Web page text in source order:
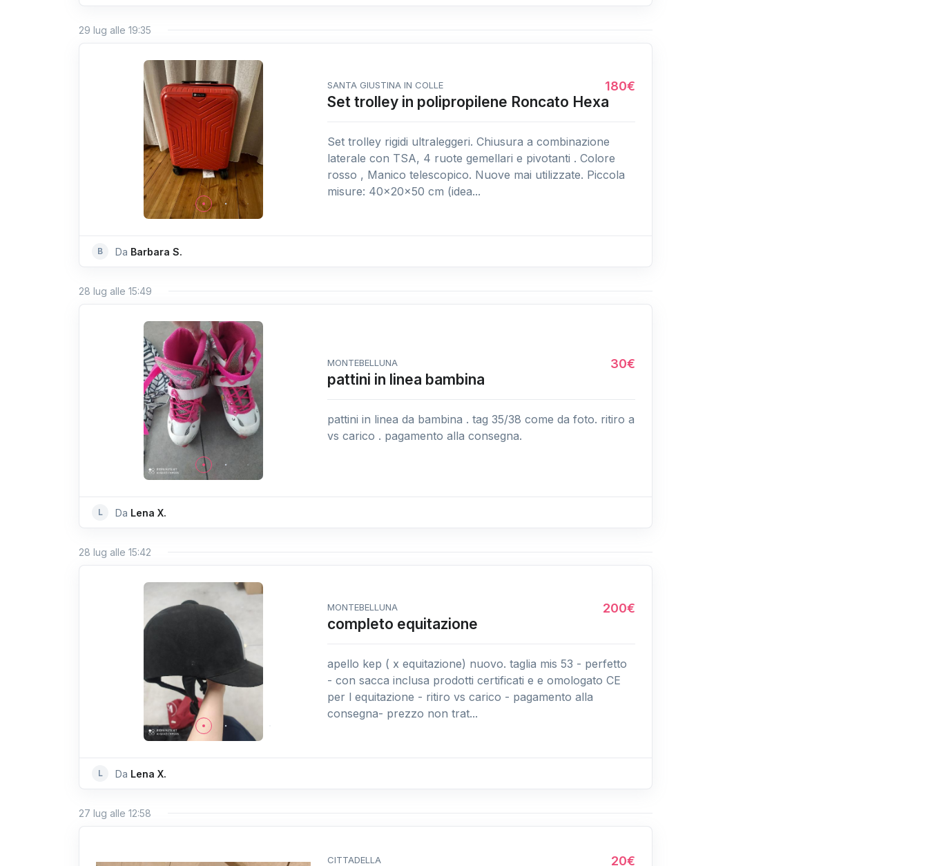
29 lug alle 19:35
SANTA GIUSTINA IN COLLE 180€
Set trolley in polipropilene Roncato Hexa
Set trolley rigidi ultraleggeri. Chiusura a combinazione
laterale con TSA, 4 ruote gemellari e pivotanti . Colore
rosso , Manico telescopico. Nuove mai utilizzate. Piccola
misure: 40x20x50 cm (idea...
B Da Barbara S.
28 lug alle 15:49
MONTEBELLUNA 30€
pattini in linea bambina
pattini in linea da bambina . tag 35/38 come da foto. ritiro a
vs carico . pagamento alla consegna.
L Da Lena X.
28 lug alle 15:42
MONTEBELLUNA 200€
completo equitazione
apello kep ( x equitazione) nuovo. taglia mis 53 - perfetto
- con sacca inclusa prodotti certificati e e omologato CE
per l equitazione - ritiro vs carico - pagamento alla
consegna- prezzo non trat...
L Da Lena X.
27 lug alle 12:58
CITTADELLA 20€